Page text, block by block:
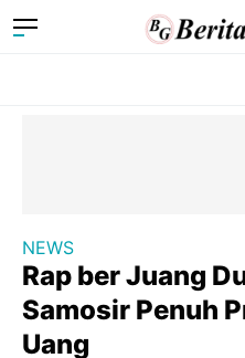
NEWS
Rap ber Juang
Samosir Penuh
Uang